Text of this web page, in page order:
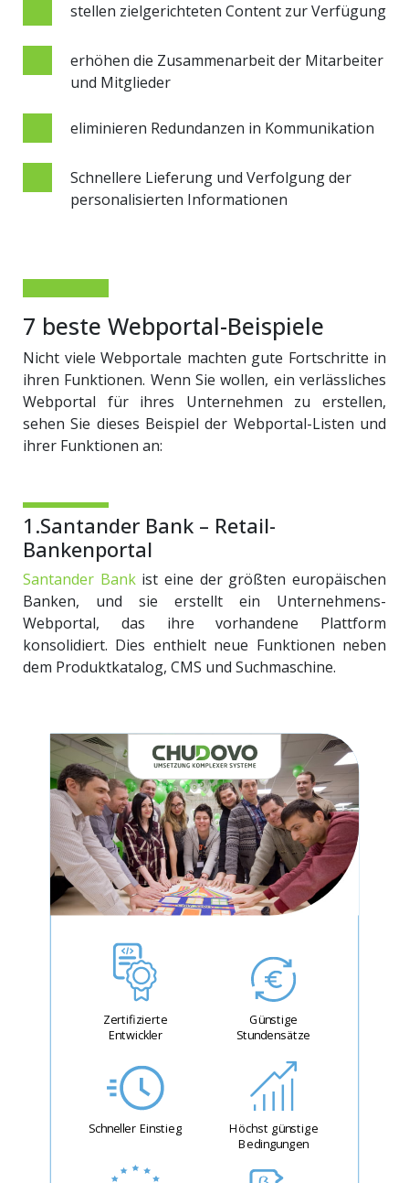
stellen zielgerichteten Content zur Verfügung
erhöhen die Zusammenarbeit der Mitarbeiter
und Mitglieder
eliminieren Redundanzen in Kommunikation
Schnellere Lieferung und Verfolgung der
personalisierten Informationen
7 beste Webportal-Beispiele
Nicht viele Webportale machten gute Fortschritte in
ihren Funktionen. Wenn Sie wollen, ein verlässliches
Webportal für ihres Unternehmen zu erstellen,
sehen Sie dieses Beispiel der Webportal-Listen und
ihrer Funktionen an:
1.Santander Bank – Retail-
Bankenportal
Santander Bankist eine der größten europäischen
Banken, und sie erstellt ein Unternehmens-
Webportal, das ihre vorhandene Plattform
konsolidiert. Dies enthielt neue Funktionen neben
dem Produktkatalog, CMS und Suchmaschine.
Zertifizierte
Entwickler
Günstige
Stundensätze
Schneller Einstieg
Höchst günstige
Bedingungen